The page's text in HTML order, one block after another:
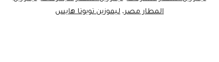
المطار مصر، ليموزين تويوتا هايس